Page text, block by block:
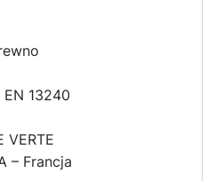
13240
VERTE
– Francja